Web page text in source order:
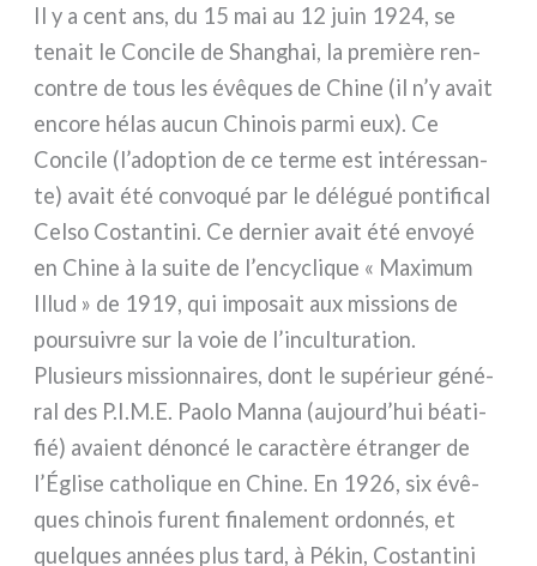
Il y a cent ans, du 15 mai au 12 juin 1924, se
tenait le Concile de Shanghai, la pre­miè­re ren­
con­tre de tous les évê­ques de Chine (il n’y avait
enco­re hélas aucun Chinois par­mi eux). Ce
Concile (l’adoption de ce ter­me est inté­res­san­
te) avait été con­vo­qué par le délé­gué pon­ti­fi­cal
Celso Costantini. Ce der­nier avait été envoyé
en Chine à la sui­te de l’encyclique « Maximum
Illud » de 1919, qui impo­sait aux mis­sions de
pour­sui­vre sur la voie de l’inculturation.
Plusieurs mis­sion­nai­res, dont le supé­rieur géné­
ral des P.I.M.E. Paolo Manna (aujourd’hui béa­ti­
fié) ava­ient dénon­cé le carac­tè­re étran­ger de
l’Église catho­li­que en Chine. En 1926, six évê­
ques chi­nois furent fina­le­ment ordon­nés, et
quel­ques années plus tard, à Pékin, Costantini